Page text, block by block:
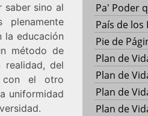
saber sino al
la educación
método de
del
con el otro
uniformidad
Pa' Poder
País de los
Pie de
Plan de
Plan de
Plan de
Plan de